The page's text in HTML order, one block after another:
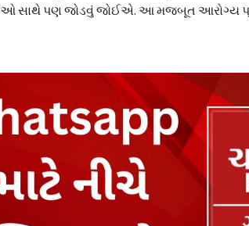
સાથે પણ જોડવું જોઈએ. આ મજબૂત આરોગ્ય